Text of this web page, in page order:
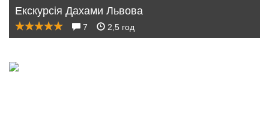
Екскурсія Дахами Львова
7 2,5 год